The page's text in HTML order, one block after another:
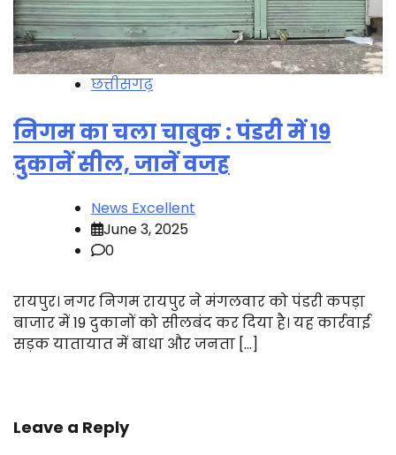
छत्तीसगढ़
निगम का चला चाबुक : पंडरी में 19
दुकानें सील, जानें वजह
News Excellent
June 3, 2025
0
रायपुर। नगर निगम रायपुर ने मंगलवार को पंडरी कपड़ा
बाजार में 19 दुकानों को सीलबंद कर दिया है। यह कार्रवाई
सड़क यातायात में बाधा और जनता […]
Leave a Reply